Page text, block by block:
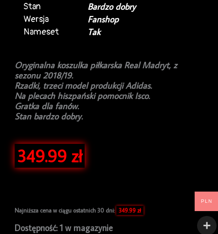
Stan
Bardzo dobry
Wersja
Fanshop
Nameset
Tak
Oryginalna koszulka piłkarska Real Madryt, z
sezonu 2018/19.
Rzadki, trzeci model produkcji Adidas.
Na plecach hiszpański pomocnik Isco.
Gratka dla fanów.
Stan bardzo dobry.
349.99 zł
Najniższa cena w ciągu ostatnich 30 dni: 349.99 zł
Dostępność: 1 w magazynie
ilość
PLN